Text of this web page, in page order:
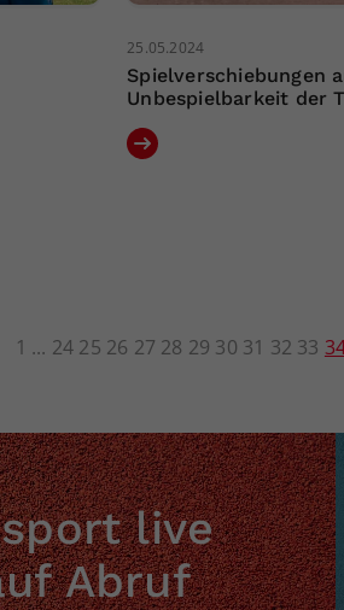
25.05.2024
Spielverschiebungen
Unbespielbarkeit der
1 24 25 26 27 28 29 30 31 32 33
live
Abruf